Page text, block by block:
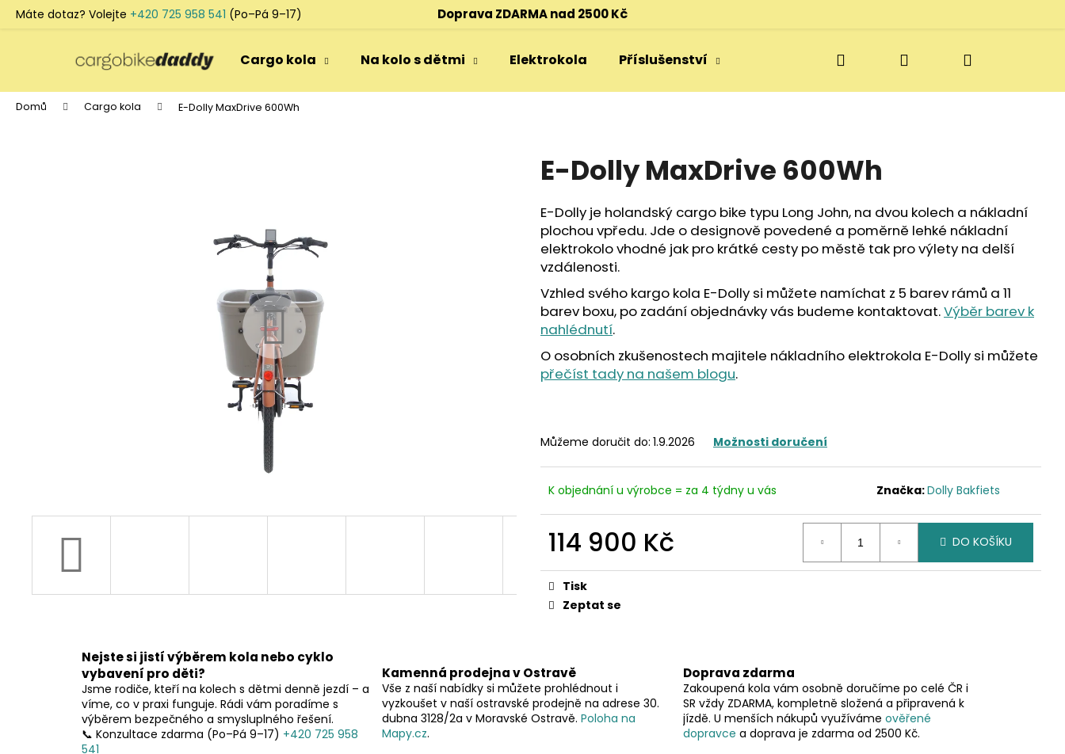
Máte dotaz? Volejte +420 725 958 541 (Po–Pá 9–17) Doprava ZDARMA nad 2500 Kč
Cargo kola Na kolo s dětmi Elektrokola Příslušenství Doprava a vratky Blog Kontakt
Přihlášení
Domů Cargo kola E-Dolly MaxDrive 600Wh
E-Dolly MaxDrive 600Wh
E-Dolly je holandský cargo bike typu Long John, na dvou kolech a nákladní
plochou vpředu. Jde o designově povedené a poměrně lehké nákladní
elektrokolo vhodné jak pro krátké cesty po městě tak pro výlety na delší
vzdálenosti.
Vzhled svého kargo kola E-Dolly si můžete namíchat z 5 barev rámů a 11
barev boxu, po zadání objednávky vás budeme kontaktovat.Výběr barev k
nahlédnutí.
O osobních zkušenostech majitele nákladního elektrokola E-Dolly si můžete
přečíst tady na našem blogu.
Můžeme doručit do: 1.9.2026 Možnosti doručení
K objednání u výrobce = za 4 týdny u vás Značka:Dolly Bakfiets
114 900 Kč
cena:
DO KOŠÍKU
Tisk
Zeptat se
Nejste si jistí výběrem kola nebo cyklo
vybavení pro děti?
Jsme rodiče, kteří na kolech s dětmi denně jezdí – a
víme, co v praxi funguje. Rádi vám poradíme s
výběrem bezpečného a smysluplného řešení.
📞 Konzultace zdarma (Po–Pá 9–17) +420 725 958
541
Kamenná prodejna v Ostravě
Vše z naší nabídky si můžete prohlédnout i
vyzkoušet v naší ostravské prodejně na adrese 30.
dubna 3128/2a v Moravské Ostravě.Poloha na
Mapy.cz.
Doprava zdarma
Zakoupená kola vám osobně doručíme po celé ČR i
SR vždy ZDARMA, kompletně složená a připravená k
jízdě. U menších nákupů využíváme ověřené
dopravce a doprava je zdarma od 2500 Kč.
k Co potřebujete najít?